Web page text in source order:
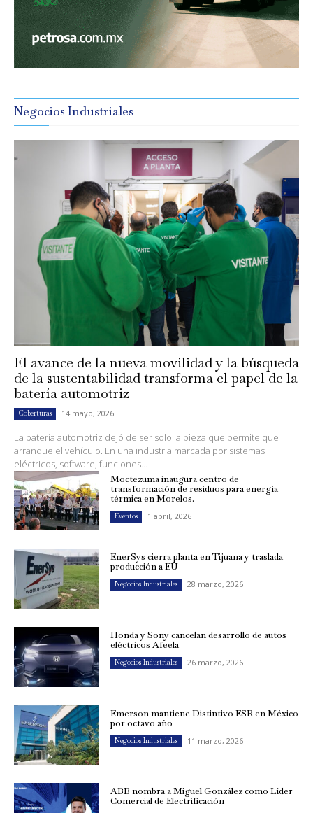
Negocios Industriales
El avance de la nueva movilidad y la búsqueda
de la sustentabilidad transforma el papel de la
batería automotriz
Coberturas 14 mayo, 2026
La batería automotriz dejó de ser solo la pieza que permite que
arranque el vehículo. En una industria marcada por sistemas
eléctricos, software, funciones...
Moctezuma inaugura centro de
transformación de residuos para energía
térmica en Morelos.
Eventos 1 abril, 2026
EnerSys cierra planta en Tijuana y traslada
producción a EU
Negocios Industriales 28 marzo, 2026
Honda y Sony cancelan desarrollo de autos
eléctricos Afeela
Negocios Industriales 26 marzo, 2026
Emerson mantiene Distintivo ESR en México
por octavo año
Negocios Industriales 11 marzo, 2026
ABB nombra a Miguel González como Líder
Comercial de Electrificación